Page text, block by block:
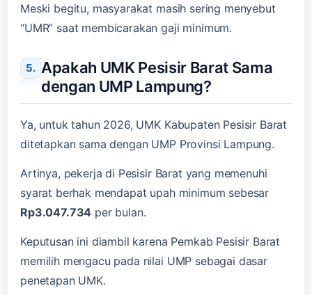
Meski begitu, masyarakat masih sering menyebut
“UMR” saat membicarakan gaji minimum.
Apakah UMK Pesisir Barat Sama
dengan UMP Lampung?
Ya, untuk tahun 2026, UMK Kabupaten Pesisir Barat
ditetapkan sama dengan UMP Provinsi Lampung.
Artinya, pekerja di Pesisir Barat yang memenuhi
syarat berhak mendapat upah minimum sebesar
Rp3.047.734 per bulan.
Keputusan ini diambil karena Pemkab Pesisir Barat
memilih mengacu pada nilai UMP sebagai dasar
penetapan UMK.